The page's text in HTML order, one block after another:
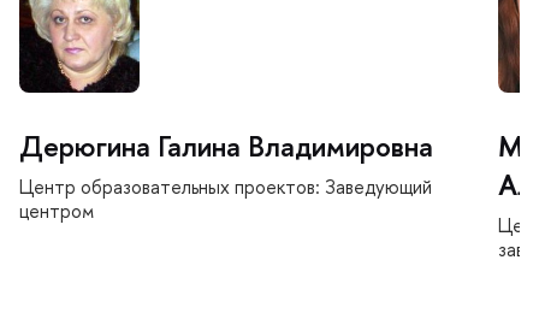
Дерюгина Галина Владимировна
Центр образовательных проектов: Заведующий
центром